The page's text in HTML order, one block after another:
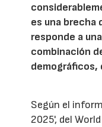
es una brecha
responde a
combinación
Según el
2025', del